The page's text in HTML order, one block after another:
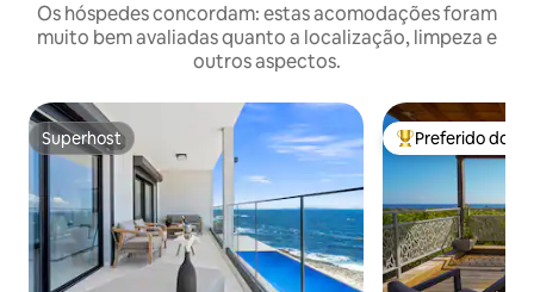
Os hóspedes concordam: estas acomodações foram
muito bem avaliadas quanto a localização, limpeza e
outros aspectos.
Superhost
Superhost Entre os
Preferido dos